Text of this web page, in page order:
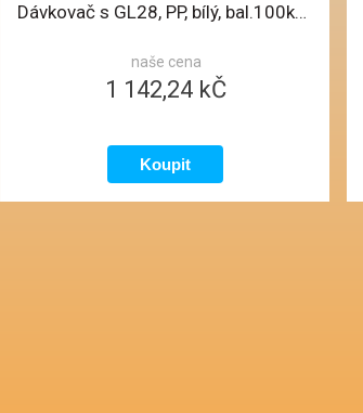
Dávkovač s GL28, PP, bílý, bal.100ks, D1
naše cena
1 142,24 kČ